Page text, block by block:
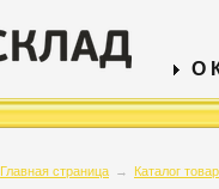
О
Главная страница → Каталог